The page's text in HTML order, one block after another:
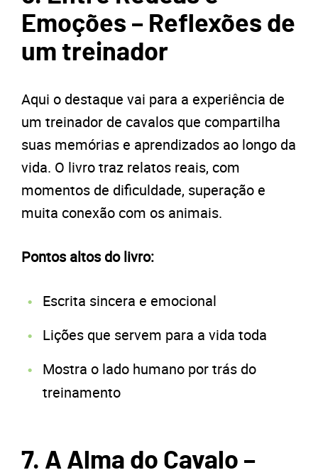
Emoções – Reflexões de
um treinador
Aqui o destaque vai para a experiência de
um treinador de cavalos que compartilha
suas memórias e aprendizados ao longo da
vida. O livro traz relatos reais, com
momentos de dificuldade, superação e
muita conexão com os animais.
Pontos altos do livro:
Escrita sincera e emocional
Lições que servem para a vida toda
Mostra o lado humano por trás do
treinamento
7. A Alma do Cavalo –